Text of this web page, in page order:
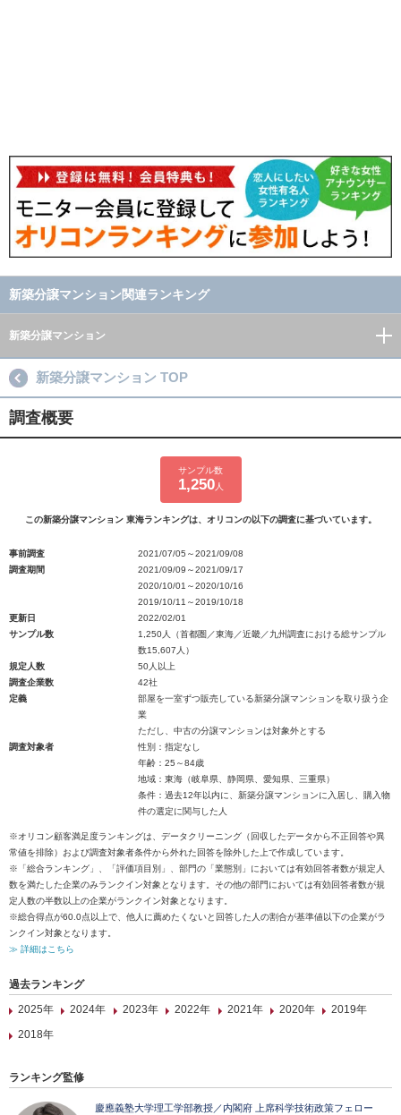
新築分譲マンション関連ランキング
新築分譲マンション
新築分譲マンション TOP
調査概要
サンプル数
1,250人
この新築分譲マンション 東海ランキングは、オリコンの以下の調査に基づいています。
事前調査
2021/07/05～2021/09/08
調査期間
2021/09/09～2021/09/17
2020/10/01～2020/10/16
2019/10/11～2019/10/18
更新日
2022/02/01
サンプル数
1,250人（首都圏／東海／近畿／九州調査における総サンプル
数15,607人）
規定人数
50人以上
調査企業数
42社
定義
部屋を一室ずつ販売している新築分譲マンションを取り扱う企
業
ただし、中古の分譲マンションは対象外とする
調査対象者
性別：指定なし
年齢：25～84歳
地域：東海（岐阜県、静岡県、愛知県、三重県）
条件：過去12年以内に、新築分譲マンションに入居し、購入物
件の選定に関与した人
※オリコン顧客満足度ランキングは、データクリーニング（回収したデータから不正回答や異
常値を排除）および調査対象者条件から外れた回答を除外した上で作成しています。
※「総合ランキング」、「評価項目別」、部門の「業態別」においては有効回答者数が規定人
数を満たした企業のみランクイン対象となります。その他の部門においては有効回答者数が規
定人数の半数以上の企業がランクイン対象となります。
※総合得点が60.0点以上で、他人に薦めたくないと回答した人の割合が基準値以下の企業がラ
ンクイン対象となります。
≫ 詳細はこちら
過去ランキング
2025年
2024年 2023年 2022年 2021年 2020年
2019年
2018年
ランキング監修
慶應義塾大学理工学部教授／内閣府 上席科学技術政策フェロー